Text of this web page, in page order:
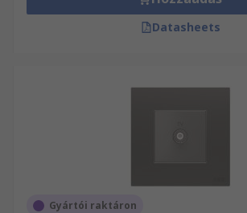
Datasheets
Gyártói raktáron